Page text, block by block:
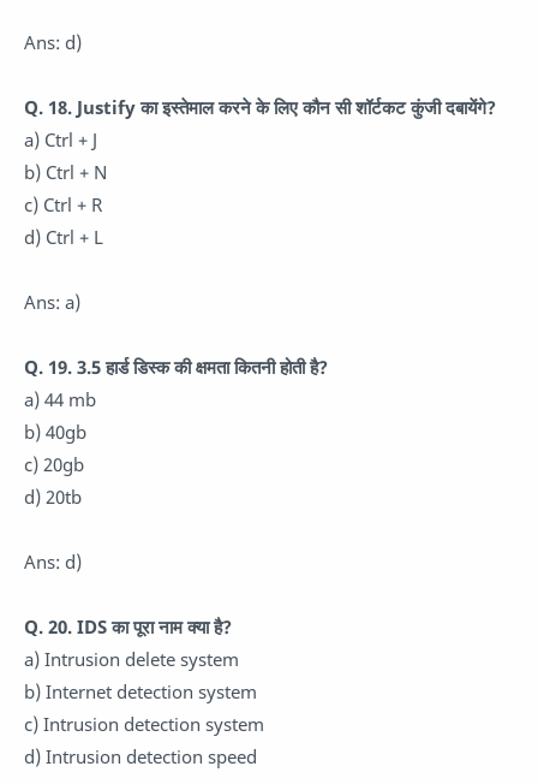
Ans: d)
Q. 18. Justify का इस्तेमाल करने के लिए कौन सी शॉर्टकट कुंजी दबायेंगे?
a) Ctrl + J
b) Ctrl + N
c) Ctrl + R
d) Ctrl + L
Ans: a)
Q. 19. 3.5 हार्ड डिस्क की क्षमता कितनी होती है?
a) 44 mb
b) 40gb
c) 20gb
d) 20tb
Ans: d)
Q. 20. IDS का पूरा नाम क्या है?
a) Intrusion delete system
b) Internet detection system
c) Intrusion detection system
d) Intrusion detection speed